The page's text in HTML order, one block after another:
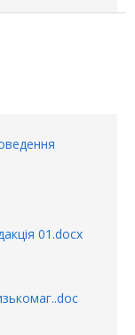
01.docx